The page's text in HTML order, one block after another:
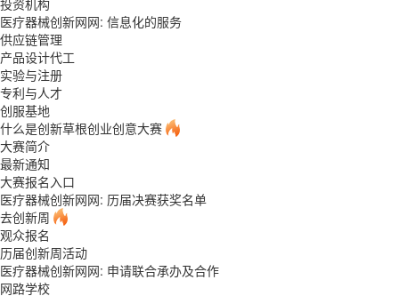
投资机构
医疗器械创新网网: 信息化的服务
供应链管理
产品设计代工
实验与注册
专利与人才
创服基地
什么是创新草根创业创意大赛
大赛简介
最新通知
大赛报名入口
医疗器械创新网网: 历届决赛获奖名单
去创新周
观众报名
历届创新周活动
医疗器械创新网网: 申请联合承办及合作
网路学校